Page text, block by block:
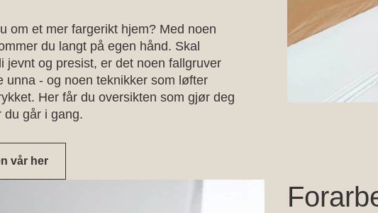
om et mer fargerikt hjem? Med noen
du langt på egen hånd. Skal
jevnt og presist, er det noen fallgruver
unna - og noen teknikker som løfter
Her får du oversikten som gjør deg
du går i gang.
vår her